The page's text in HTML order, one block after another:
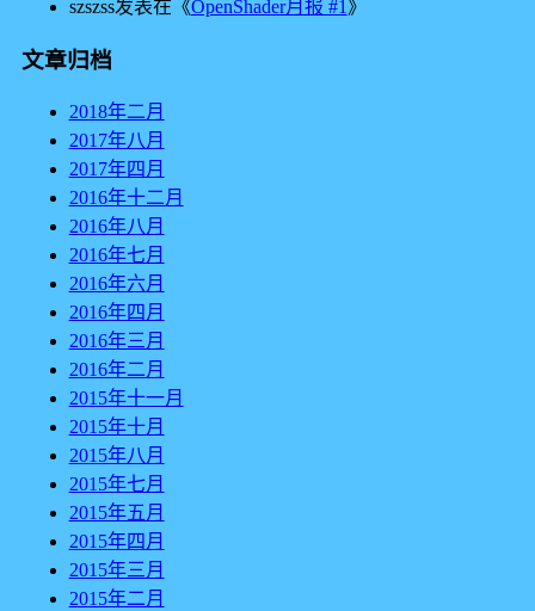
szszss发表在《OpenShader月报 #1 》
文章归档
2018年二月
2017年八月
2017年四月
2016年十二月
2016年八月
2016年七月
2016年六月
2016年四月
2016年三月
2016年二月
2015年十一月
2015年十月
2015年八月
2015年七月
2015年五月
2015年四月
2015年三月
2015年二月